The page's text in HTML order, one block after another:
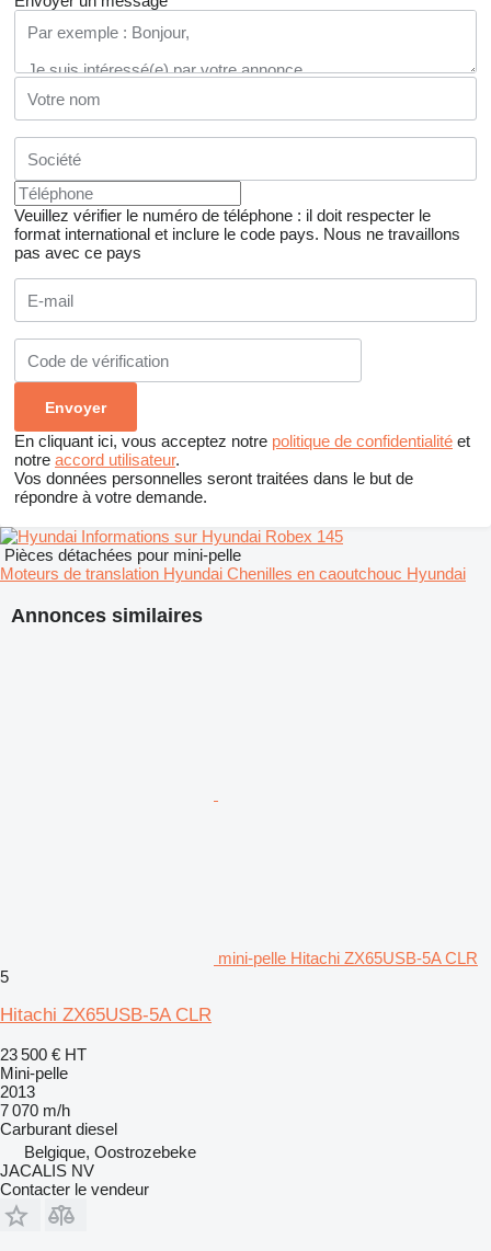
Veuillez vérifier le numéro de téléphone : il doit respecter le
format international et inclure le code pays. Nous ne travaillons
pas avec ce pays
En cliquant ici, vous acceptez notre politique de confidentialité et
notre accord utilisateur.
Vos données personnelles seront traitées dans le but de
répondre à votre demande.
Annonces similaires
mini-pelle Hitachi ZX65USB-5A CLR
5
Hitachi ZX65USB-5A CLR
23 500 € HT
Mini-pelle
2013
7 070 m/h
Carburant diesel
Belgique, Oostrozebeke
JACALIS NV
Contacter le vendeur
Informations sur Hyundai Robex 145
Pièces détachées pour mini-pelle
Moteurs de translation Hyundai Chenilles en caoutchouc Hyundai